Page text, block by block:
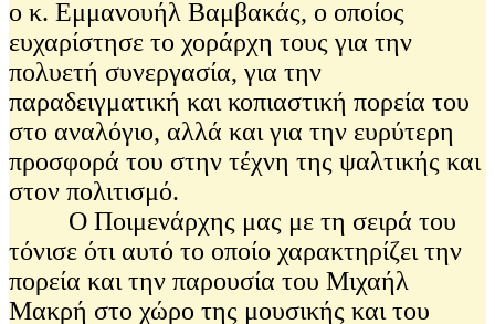
ο κ. Εμμανουήλ Βαμβακάς, ο οποίος
ευχαρίστησε το χοράρχη τους για την
πολυετή συνεργασία, για την
παραδειγματική και κοπιαστική πορεία του
στο αναλόγιο, αλλά και για την ευρύτερη
προσφορά του στην τέχνη της ψαλτικής και
στον πολιτισμό.
Ο Ποιμενάρχης μας με τη σειρά του
τόνισε ότι αυτό το οποίο χαρακτηρίζει την
πορεία και την παρουσία του Μιχαήλ
Μακρή στο χώρο της μουσικής και του